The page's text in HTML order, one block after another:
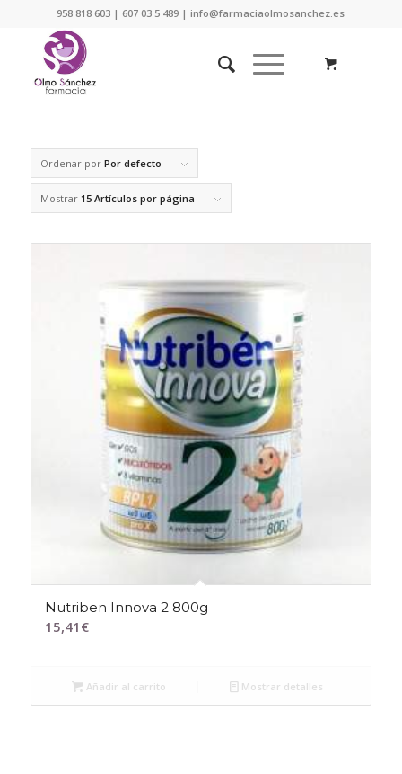
958 818 603 | 607 03 5 489 | info@farmaciaolmosanchez.es
Ordenar por Por defecto
Mostrar 15 Artículos por página
Nutriben Innova 2 800g
15,41 €
Añadir al carrito Mostrar detalles